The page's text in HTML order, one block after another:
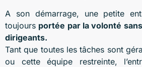
A son démarrage, une petite
toujours portée par la volonté
dirigeants.
Tant que toutes les tâches sont
ou cette équipe restreinte,